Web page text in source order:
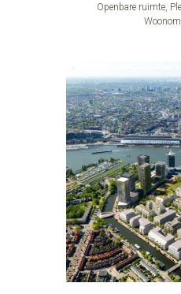
Openbare ruimte,